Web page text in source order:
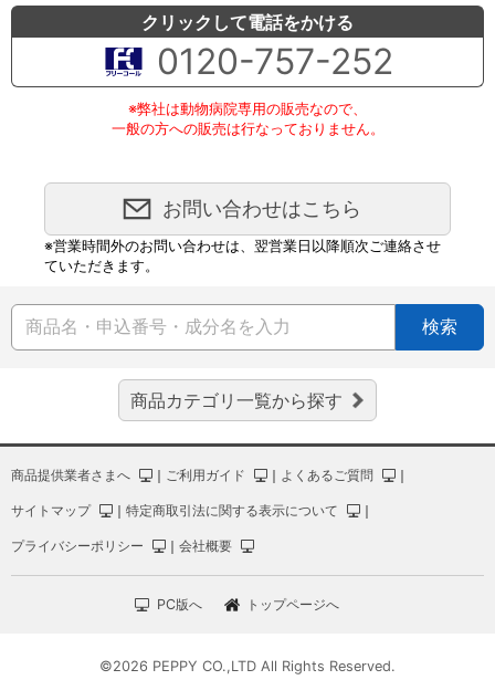
クリックして電話をかける
0120-757-252
※弊社は動物病院専用の販売なので、
一般の方への販売は行なっておりません。
お問い合わせはこちら
※営業時間外のお問い合わせは、翌営業日以降順次ご連絡させ
ていただきます。
検索
商品カテゴリ一覧から探す
商品提供業者さまへ ｜ ご利用ガイド ｜ よくあるご質問 ｜
サイトマップ ｜ 特定商取引法に関する表示について ｜
プライバシーポリシー ｜ 会社概要
PC版へ トップページへ
©2026 PEPPY CO.,LTD All Rights Reserved.